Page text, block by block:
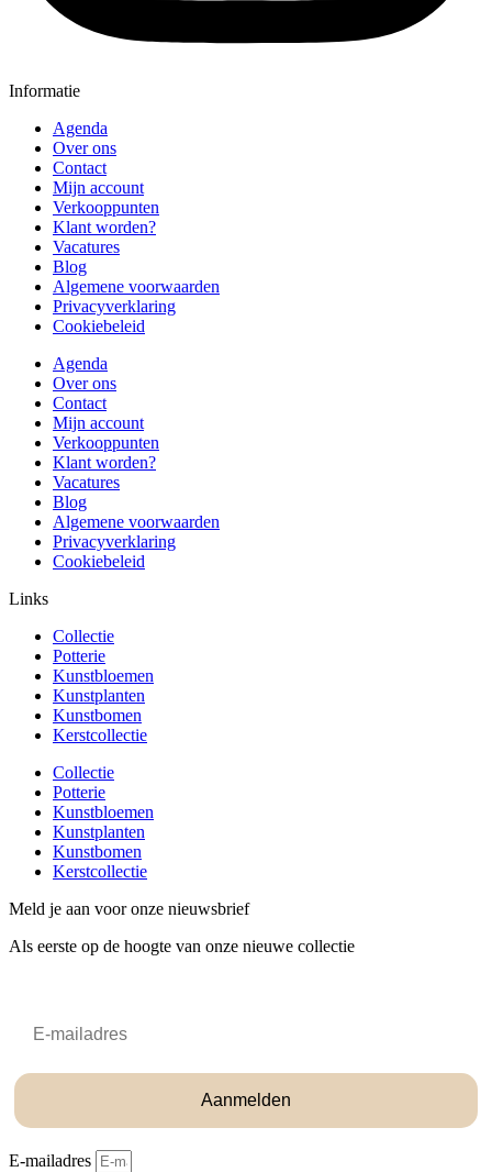
Informatie
Agenda
Over ons
Contact
Mijn account
Verkooppunten
Klant worden?
Vacatures
Blog
Algemene voorwaarden
Privacyverklaring
Cookiebeleid
Agenda
Over ons
Contact
Mijn account
Verkooppunten
Klant worden?
Vacatures
Blog
Algemene voorwaarden
Privacyverklaring
Cookiebeleid
Links
Collectie
Potterie
Kunstbloemen
Kunstplanten
Kunstbomen
Kerstcollectie
Collectie
Potterie
Kunstbloemen
Kunstplanten
Kunstbomen
Kerstcollectie
Meld je aan voor onze nieuwsbrief
Als eerste op de hoogte van onze nieuwe collectie
Aanmelden
E-mailadres